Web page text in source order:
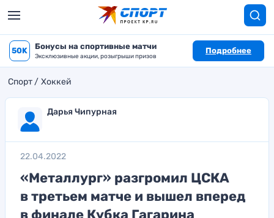
50K Бонусы на спортивные матчи
Эксклюзивные акции, розыгрыши призов
Подробнее
Спорт Хоккей
Дарья Чипурная
22.04.2022
«Металлург» разгромил ЦСКА
в третьем матче и вышел вперед
в финале Кубка Гагарина